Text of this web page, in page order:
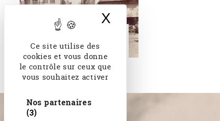
Ce site utilise des
cookies et vous donne
le contrôle sur ceux que
vous souhaitez activer
Nos partenaires
(3)
X Masquer le
photographique de
Beniamino Facchinelli